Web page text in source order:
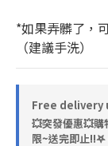
*如果弄髒了，
（建議手洗）
Free delivery
💥突發優惠💥
限~送完即止